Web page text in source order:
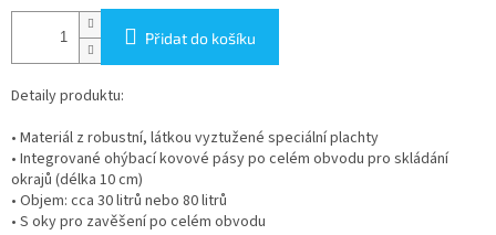
Přidat do košíku
Detaily produktu:
• Materiál z robustní, látkou vyztužené speciální plachty
• Integrované ohýbací kovové pásy po celém obvodu pro skládání
okrajů (délka 10 cm)
• Objem: cca 30 litrů nebo 80 litrů
• S oky pro zavěšení po celém obvodu